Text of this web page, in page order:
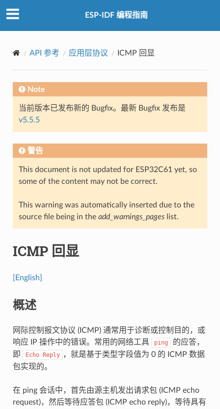
ESP-IDF 编程指南
API 参考 应用层协议 ICMP 回显
Note
当前版本已发布新的 Bugfix。最新 Bugfix 发布是
v5.5.5
警告
This document is not updated for ESP32C61 yet, so
some of the content may not be correct.
This warning was automatically inserted due to the
source file being in the add_warnings_pageslist.
ICMP 回显
[English]
概述
网际控制报文协议 (ICMP) 通常用于诊断或控制目的，或
响应 IP 操作中的错误。常用的网络工具
ping
的应答，
即
Echo Reply ，就是基于类型字段值为 0 的 ICMP 数据
包实现的。
在 ping 会话中，首先由源主机发出请求包 (ICMP echo
request)，然后等待应答包 (ICMP echo reply)，等待具有